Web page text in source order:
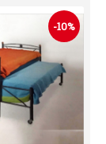
-10%